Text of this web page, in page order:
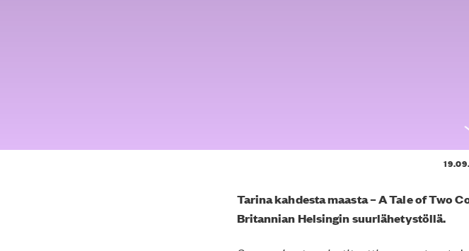
Tarina kahdesta maasta – A Tale of Two
Britannian Helsingin suurlähetystöllä.